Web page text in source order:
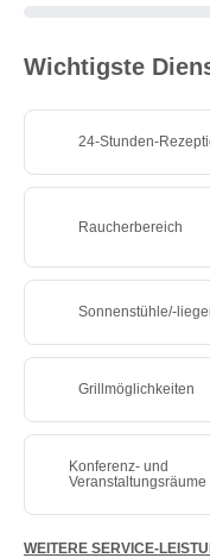
Wichtigste
24-Stunden-
Raucherbereich
Sonnenstühle/-
Grillmöglichkeiten
Konferenz- und
Veranstaltungsräume
WEITERE SERVICE-